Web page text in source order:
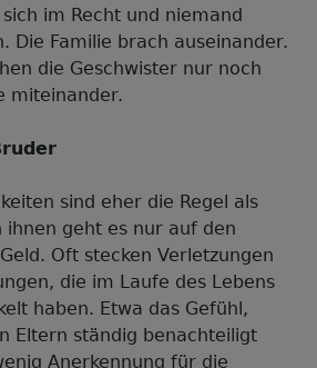
im Recht und niemand
Die Familie brach auseinander.
die Geschwister nur noch
miteinander.
sind eher die Regel als
ihnen geht es nur auf den
Oft stecken Verletzungen
die im Laufe des Lebens
haben. Etwa das Gefühl,
Eltern ständig benachteiligt
Anerkennung für die